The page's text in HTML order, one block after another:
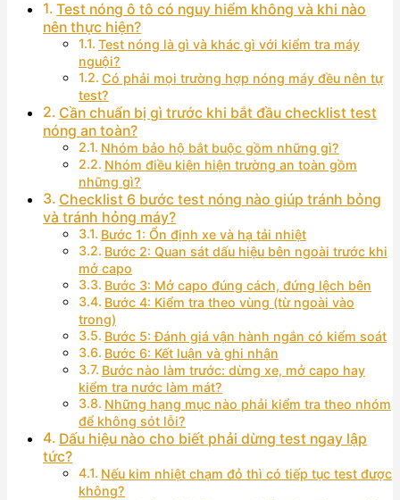
Test nóng ô tô có nguy hiểm không và khi nào
nên thực hiện?
Test nóng là gì và khác gì với kiểm tra máy
nguội?
Có phải mọi trường hợp nóng máy đều nên tự
test?
Cần chuẩn bị gì trước khi bắt đầu checklist test
nóng an toàn?
Nhóm bảo hộ bắt buộc gồm những gì?
Nhóm điều kiện hiện trường an toàn gồm
những gì?
Checklist 6 bước test nóng nào giúp tránh bỏng
và tránh hỏng máy?
Bước 1: Ổn định xe và hạ tải nhiệt
Bước 2: Quan sát dấu hiệu bên ngoài trước khi
mở capo
Bước 3: Mở capo đúng cách, đứng lệch bên
Bước 4: Kiểm tra theo vùng (từ ngoài vào
trong)
Bước 5: Đánh giá vận hành ngắn có kiểm soát
Bước 6: Kết luận và ghi nhận
Bước nào làm trước: dừng xe, mở capo hay
kiểm tra nước làm mát?
Những hạng mục nào phải kiểm tra theo nhóm
để không sót lỗi?
Dấu hiệu nào cho biết phải dừng test ngay lập
tức?
Nếu kim nhiệt chạm đỏ thì có tiếp tục test được
không?